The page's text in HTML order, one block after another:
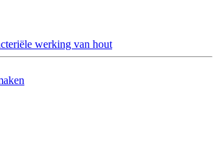
werking van hout